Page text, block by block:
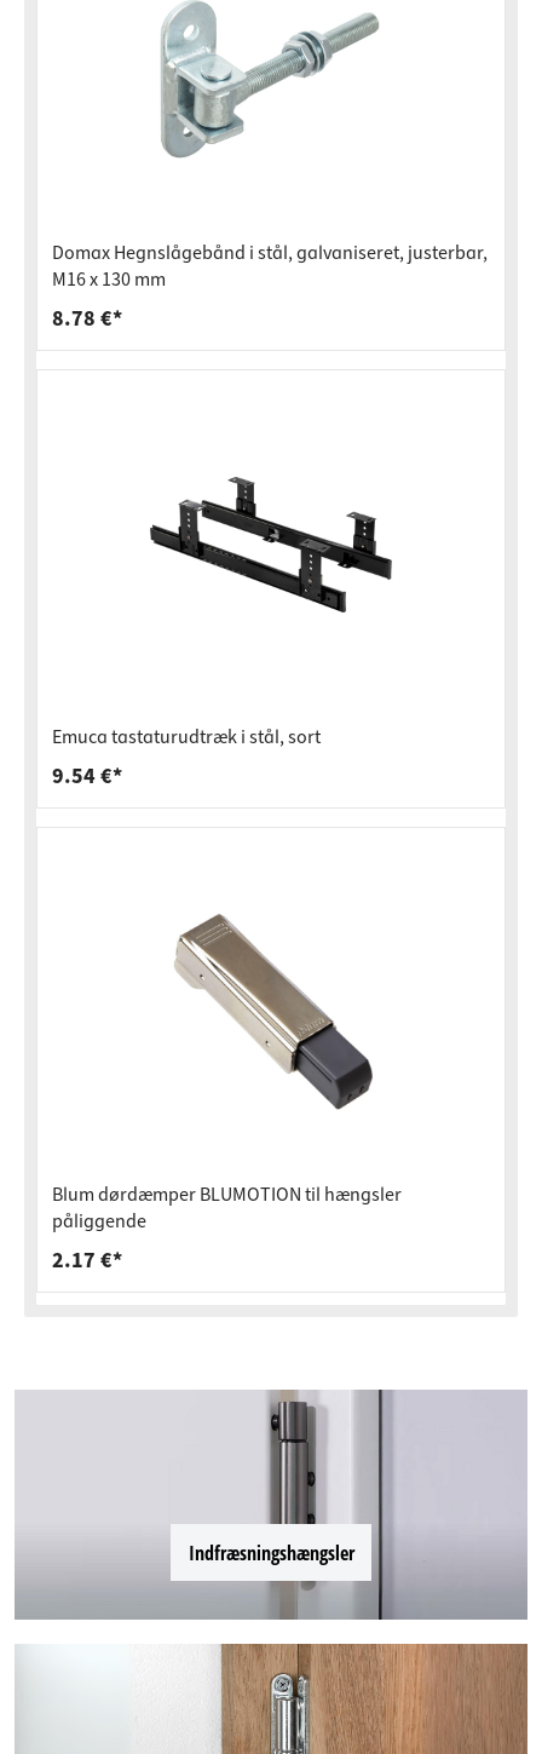
Domax Hegnslågebånd i stål, galvaniseret, justerbar,
M16 x 130 mm
8.78 €*
Emuca tastaturudtræk i stål, sort
9.54 €*
Blum dørdæmper BLUMOTION til hængsler
påliggende
2.17 €*
Indfræsningshængsler